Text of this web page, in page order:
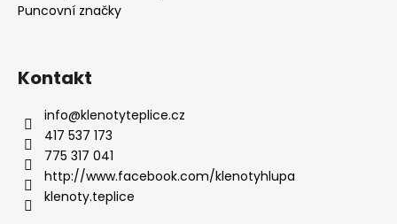
Puncovní značky
Kontakt
info@klenotyteplice.cz
417 537 173
775 317 041
http://www.facebook.com/klenotyhlupa
klenoty.teplice